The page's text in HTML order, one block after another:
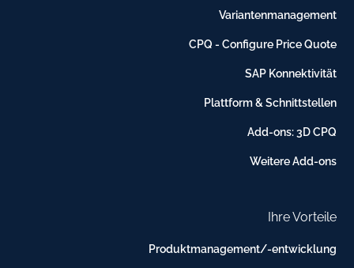
Variantenmanagement
CPQ - Configure Price Quote
SAP Konnektivität
Plattform & Schnittstellen
Add-ons: 3D CPQ
Weitere Add-ons
Ihre Vorteile
Produktmanagement/-entwicklung